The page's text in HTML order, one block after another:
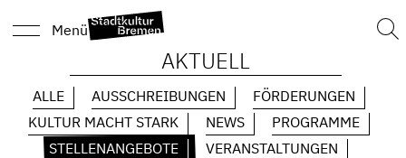
Menü
AKTUELL
ALLE AUSSCHREIBUNGEN
FÖRDERUNGEN
KULTUR MACHT STARK
NEWS
PROGRAMME
STELLENANGEBOTE
VERANSTALTUNGEN